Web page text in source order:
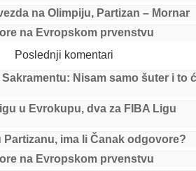
na Olimpiju, Partizan – Mornar
na Evropskom prvenstvu
Poslednji komentari
Sakramentu: Nisam samo šuter i to
u Evrokupu, dva za FIBA Ligu
Partizanu, ima li Čanak odgovore?
na Evropskom prvenstvu